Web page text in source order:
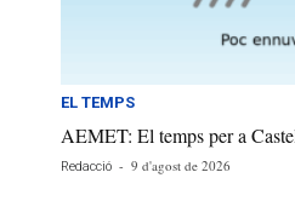
EL TEMPS
AEMET: El temps per a
Redacció - 9 d'agost de 2026